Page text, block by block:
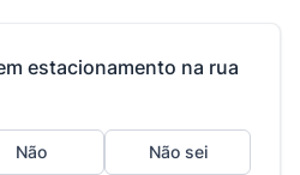
estacionamento na rua
Não Não sei